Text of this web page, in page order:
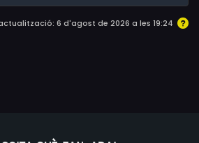
immigració.
6 d'agost de 2026 a les 19:24